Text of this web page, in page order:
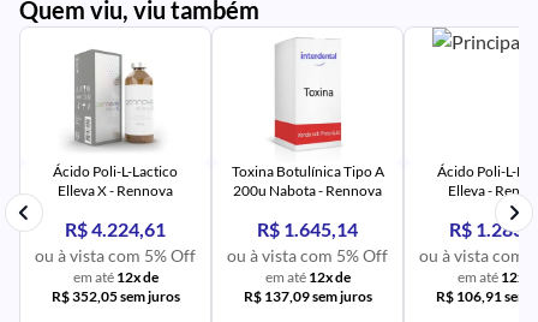
Quem viu, viu também
UR
Ácido Poli-L-Lactico
Elleva X - Rennova
R$ 4.224,61
ou à vista com 5% Off
em até 12x de
R$ 352,05 sem juros
Toxina Botulínica Tipo A
200u Nabota - Rennova
R$ 1.645,14
ou à vista com 5% Off
em até 12x de
R$ 137,09 sem juros
Ácido Poli-L-
Elleva -
R$
ou à vista com
em até 12x
R$ 106,91 sem